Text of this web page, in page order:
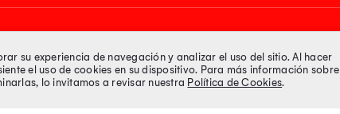
Medios de pago
su experiencia de navegación y analizar el uso del sitio. Al hacer
el uso de cookies en su dispositivo. Para más información sobre
lo invitamos a revisar nuestra Política de Cookies.